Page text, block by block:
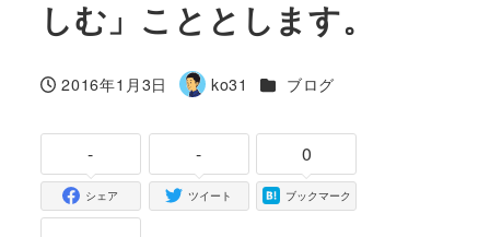
しむ」こととします。
投稿日
2016年1月3日
著
ko31 カテゴリー
ブログ
-
シェア
-
ツイート
0
ブックマーク